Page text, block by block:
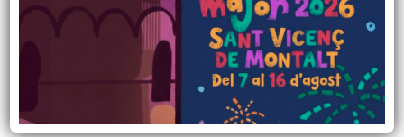
Acte institucional
contra la violència
envers dones